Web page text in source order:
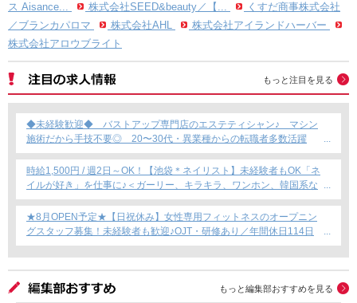
ス Aisance...
株式会社SEED&beauty／【...
くすだ商事株式会社
／ブランカパロマ
株式会社AHL
株式会社アイランドハーバー
株式会社アロウブライト
もっと注目を見る
◆未経験歓迎◆ バストアップ専門店のエステティシャン♪ マシン
施術だから手技不要◎ 20〜30代・異業種からの転職者多数活躍
中！
時給1,500円 / 週2日～OK！【池袋＊ネイリスト】未経験者もOK「ネ
イルが好き」を仕事に♪＜ガーリー、キラキラ、ワンホン、韓国系な
ど幅広く提案できます！＞
★8月OPEN予定★【日祝休み】女性専用フィットネスのオープニン
グスタッフ募集！未経験者も歓迎♪OJT・研修あり／年間休日114日
／賞与年2回支給／育児短時間勤務制度あり◎
もっと編集部おすすめを見る